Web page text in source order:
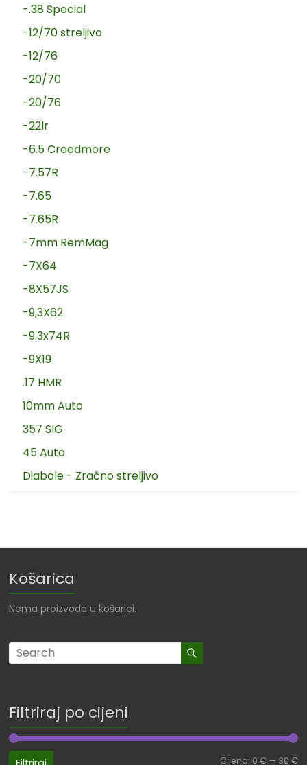
-.38 Special
-12/70 streljivo
-12/76
-20/70
-20/76
-22lr
-6.5 Creedmore
-7.57R
-7.65
-7.65R
-7mm RemMag
-7X64
-8X57JS
-9,3X62
-9.3x74R
-9X19
.17 HMR
10mm Auto
357 SIG
45 Auto
Diabole - Zračno streljivo
Košarica
Nema proizvoda u košarici.
Filtriraj po cijeni
Cijena: 0 € — 30 €